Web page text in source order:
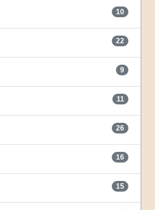
10
22
9
11
26
16
15